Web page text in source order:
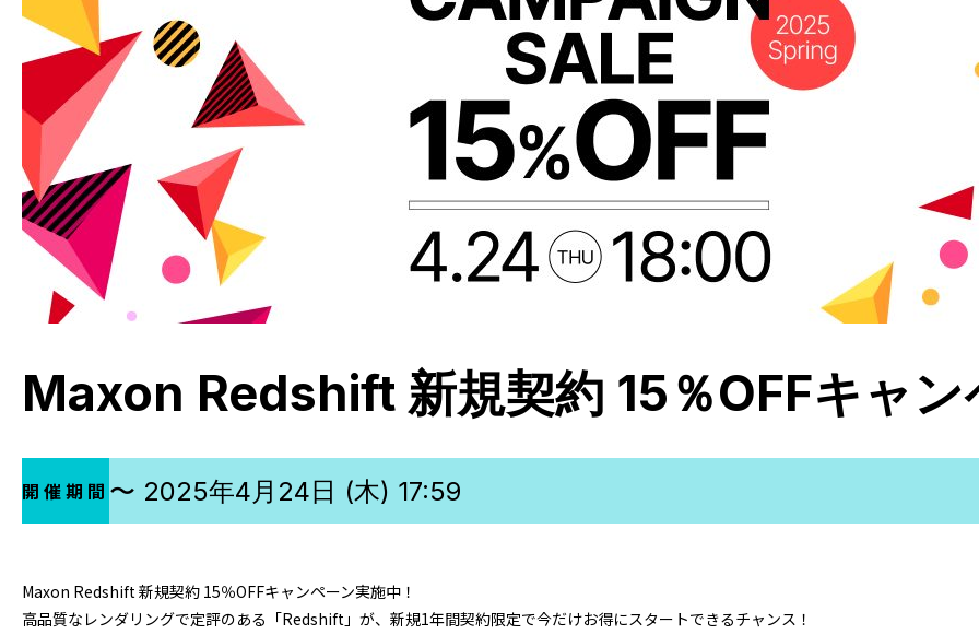
Maxon Redshift 新規契約 15％OFFキャン
開催期間 〜 2025年4月24日 (木) 17:59
Maxon Redshift 新規契約 15％OFFキャンペーン実施中！
高品質なレンダリングで定評のある「Redshift」が、新規1年間契約限定で今だけお得にスタートできるチャンス！